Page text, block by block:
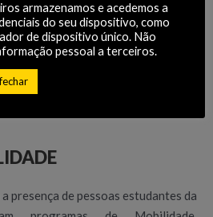
presença de pessoas estudantes da
armazenamos e acedemos a
do seu dispositivo, como
de dispositivo único. Não
pessoal a terceiros.